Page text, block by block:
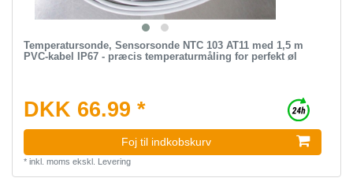
Temperatursonde, Sensorsonde NTC 103 AT11 med 1,5 m
PVC-kabel IP67 - præcis temperaturmåling for perfekt øl
DKK 66.99 *
Foj til indkobskurv
* inkl. moms ekskl. Levering